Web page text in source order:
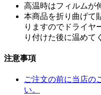
高温時はフィルムが
本商品を折り曲げて
りますのでドライヤ
り付けた後に温めて
注意事項
ご注文の前に当店の
い。